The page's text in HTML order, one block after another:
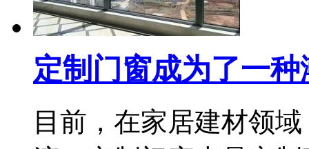
定制门窗成为了一种
目前，在家居建材领